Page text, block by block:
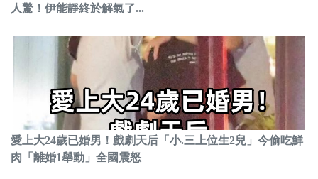
人驚！伊能靜終於解氣了...
愛上大24歲已婚男！戲劇天后「小.三上位生2兒」今偷吃鮮
肉「離婚1舉動」全國震怒